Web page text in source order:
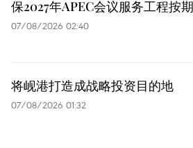
保2027年APEC会议服务工程按
07/08/2026 02:40
将岘港打造成战略投资目的地
07/08/2026 01:32